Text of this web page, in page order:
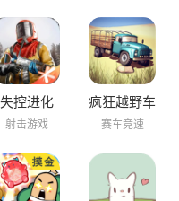
失控进化
射击游戏
疯狂越野车
赛车竞速